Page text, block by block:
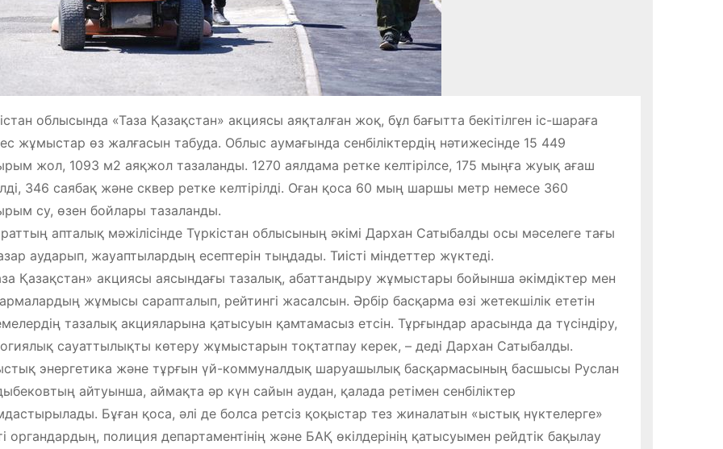
облысында «Таза Қазақстан» акциясы аяқталған жоқ, бұл бағытта бекітілген іс-шараға
жұмыстар өз жалғасын табуда. Облыс аумағында сенбіліктердің нәтижесінде 15 449
жол, 1093 м2 аяқжол тазаланды. 1270 аялдама ретке келтірілсе, 175 мыңға жуық ағаш
346 саябақ және сквер ретке келтірілді. Оған қоса 60 мың шаршы метр немесе 360
су, өзен бойлары тазаланды.
апталық мәжілісінде Түркістан облысының әкімі Дархан Сатыбалды осы мәселеге тағы
аударып, жауаптылардың есептерін тыңдады. Тиісті міндеттер жүктеді.
Қазақстан» акциясы аясындағы тазалық, абаттандыру жұмыстары бойынша әкімдіктер мен
жұмысы сарапталып, рейтингі жасалсын. Әрбір басқарма өзі жетекшілік ететін
тазалық акцияларына қатысуын қамтамасыз етсін. Тұрғындар арасында да түсіндіру,
сауаттылықты көтеру жұмыстарын тоқтатпау керек, – деді Дархан Сатыбалды.
энергетика және тұрғын үй-коммуналдық шаруашылық басқармасының басшысы Руслан
айтуынша, аймақта әр күн сайын аудан, қалада ретімен сенбіліктер
Бұған қоса, әлі де болса ретсіз қоқыстар тез жиналатын «ыстық нүктелерге»
органдардың, полиция департаментінің және БАҚ өкілдерінің қатысуымен рейдтік бақылау